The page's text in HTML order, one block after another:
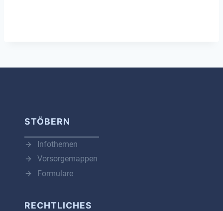
STÖBERN
Infothemen
Vorsorgemappen
Formulare
RECHTLICHES